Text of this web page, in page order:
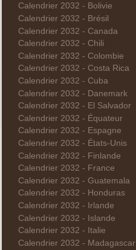
Calendrier 2032 - Bolivie
Calendrier 2032 - Brésil
Calendrier 2032 - Canada
Calendrier 2032 - Chili
Calendrier 2032 - Colombie
Calendrier 2032 - Costa Rica
Calendrier 2032 - Cuba
Calendrier 2032 - Danemark
Calendrier 2032 - El Salvador
Calendrier 2032 - Équateur
Calendrier 2032 - Espagne
Calendrier 2032 - États-Unis
Calendrier 2032 - Finlande
Calendrier 2032 - France
Calendrier 2032 - Guatemala
Calendrier 2032 - Honduras
Calendrier 2032 - Irlande
Calendrier 2032 - Islande
Calendrier 2032 - Italie
Calendrier 2032 - Madagascar